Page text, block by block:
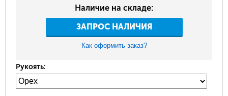
Наличие на складе:
ЗАПРОС НАЛИЧИЯ
Как оформить заказ?
Рукоять: